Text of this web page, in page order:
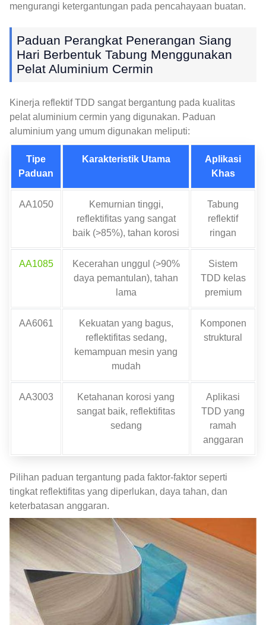
mengurangi ketergantungan pada pencahayaan buatan.
Paduan Perangkat Penerangan Siang
Hari Berbentuk Tabung Menggunakan
Pelat Aluminium Cermin
Kinerja reflektif TDD sangat bergantung pada kualitas
pelat aluminium cermin yang digunakan. Paduan
aluminium yang umum digunakan meliputi:
Tipe
Paduan
Karakteristik Utama
Aplikasi
Khas
AA1050
Kemurnian tinggi,
reflektifitas yang sangat
baik (>85%), tahan korosi
Tabung
reflektif
ringan
AA1085
Kecerahan unggul (>90%
daya pemantulan), tahan
lama
Sistem
TDD kelas
premium
AA6061
Kekuatan yang bagus,
reflektifitas sedang,
kemampuan mesin yang
mudah
Komponen
struktural
AA3003
Ketahanan korosi yang
sangat baik, reflektifitas
sedang
Aplikasi
TDD yang
ramah
anggaran
Pilihan paduan tergantung pada faktor-faktor seperti
tingkat reflektifitas yang diperlukan, daya tahan, dan
keterbatasan anggaran.